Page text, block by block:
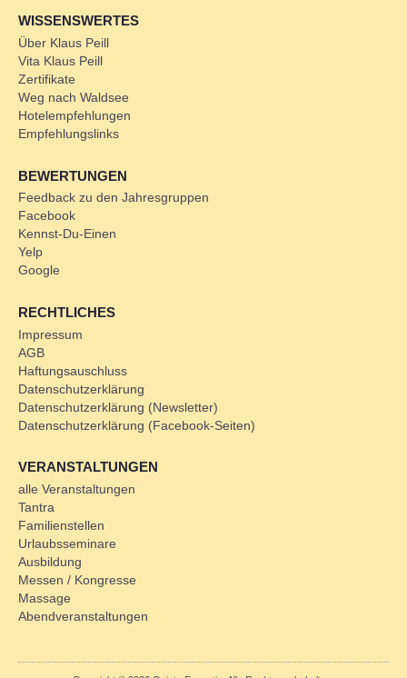
WISSENSWERTES
Über Klaus Peill
Vita Klaus Peill
Zertifikate
Weg nach Waldsee
Hotelempfehlungen
Empfehlungslinks
BEWERTUNGEN
Feedback zu den Jahresgruppen
Facebook
Kennst-Du-Einen
Yelp
Google
RECHTLICHES
Impressum
AGB
Haftungsauschluss
Datenschutzerklärung
Datenschutzerklärung (Newsletter)
Datenschutzerklärung (Facebook-Seiten)
VERANSTALTUNGEN
alle Veranstaltungen
Tantra
Familienstellen
Urlaubsseminare
Ausbildung
Messen / Kongresse
Massage
Abendveranstaltungen